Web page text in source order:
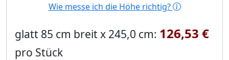
Wie messe ich die Höhe richtig?
glatt 85 cm breit x 245,0 cm: 126,53 €
pro Stück